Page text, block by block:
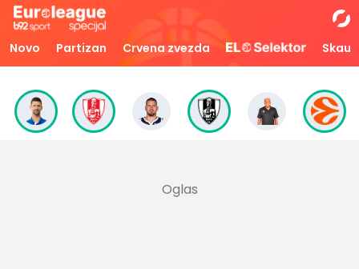
Novo Partizan Crvena zvezda Skaut